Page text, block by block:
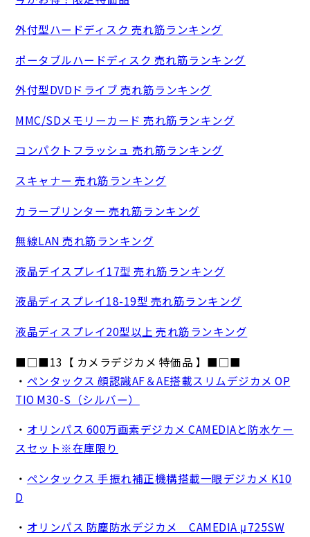
外付型ハードディスク 売れ筋ランキング
ポータブルハードディスク 売れ筋ランキング
外付型DVDドライブ 売れ筋ランキング
MMC/SDメモリーカード 売れ筋ランキング
コンパクトフラッシュ 売れ筋ランキング
スキャナー 売れ筋ランキング
カラープリンター 売れ筋ランキング
無線LAN 売れ筋ランキング
液晶デイスプレイ17型 売れ筋ランキング
液晶ディスプレイ18-19型 売れ筋ランキング
液晶ディスプレイ20型以上 売れ筋ランキング
■□■13【 カメラデジカメ 特価品 】■□■
・ ペンタックス 顔認識AF＆AE搭載スリムデジカメ OP
TIO M30-S（シルバー）
・ オリンパス 600万画素デジカメ CAMEDIAと防水ケー
スセット※在庫限り
・ ペンタックス 手振れ補正機構搭載一眼デジカメ K10
D
・ オリンパス 防塵防水デジカメ CAMEDIA μ725SW